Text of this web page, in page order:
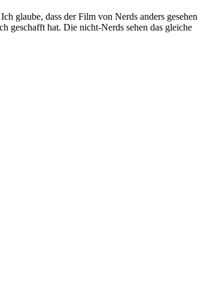
glaube, dass der Film von Nerds anders gesehen
geschafft hat. Die nicht-Nerds sehen das gleiche